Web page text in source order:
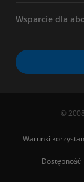
Wsparcie dla
©
Warunki
Dostępność